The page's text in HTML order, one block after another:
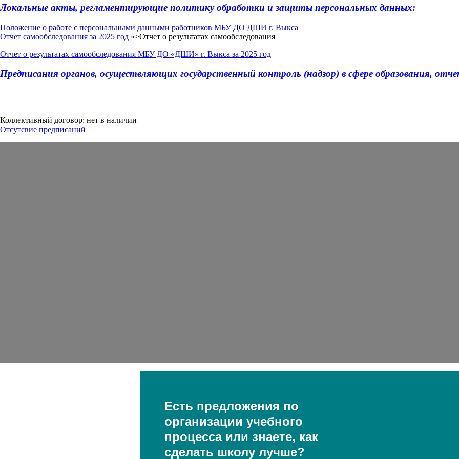
Локальные акты, регламентирующие политику обработки и защиты персональных данных:
Положение о работе с персональными данными работников МБУ ДО ДШИ г. Выкса
Отчет самообследования за 2025 год «>Отчет о результатах самообследования
Отчет о результатах самообследования МБУ ДО «ДШИ» г. Выкса за 2025 год
Предписания органов, осуществляющих государственный контроль (надзор) в сфере образования,
Коллективный договор: нет в наличии
Отсутсвие предписаний
Есть предложения по
организации учебного
процесса или знаете, как
сделать школу лучше?